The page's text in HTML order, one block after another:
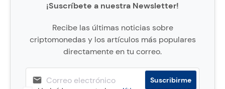
¡Suscríbete a nuestra Newsletter!
Recibe las últimas noticias sobre
criptomonedas y los artículos más populares
directamente en tu correo.